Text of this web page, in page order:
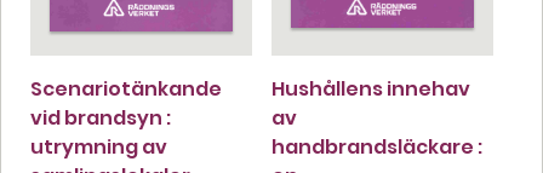
Scenariotänkande
vid brandsyn :
utrymning av
Hushållens innehav
av
handbrandsläckare :